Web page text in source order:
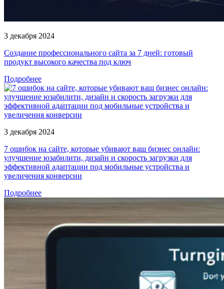
3 декабря 2024
Создание профессионального сайта за 7 дней: готовый
продукт высокого качества под ключ
Подробнее
3 декабря 2024
7 ошибок на сайте, которые убивают ваш бизнес онлайн:
улучшение юзабилити, дизайн и скорость загрузки для
эффективной адаптации под мобильные устройства и
увеличения конверсии
Подробнее